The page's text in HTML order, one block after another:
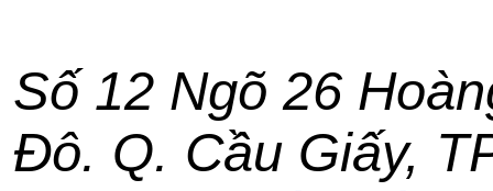
Số 12 Ngõ 26
Đô. Q. Cầu Giấy,